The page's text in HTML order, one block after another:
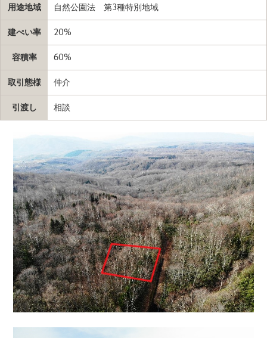
用途地域 自然公園法 第3種特別地域
建ぺい率 20%
容積率 60%
取引態様 仲介
引渡し 相談